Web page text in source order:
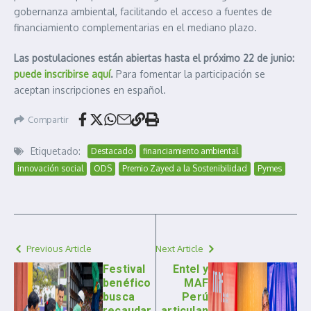
gobernanza ambiental, facilitando el acceso a fuentes de
financiamiento complementarias en el mediano plazo.
Las postulaciones están abiertas hasta el próximo 22 de junio:
puede inscribirse aquí. Para fomentar la participación se
aceptan inscripciones en español.
Compartir
Etiquetado: Destacado
financiamiento ambiental
innovación social
ODS Premio Zayed a la Sostenibilidad Pymes
Previous Article
Festival
benéfico
busca
Next Article
Entel y
MAF
Perú